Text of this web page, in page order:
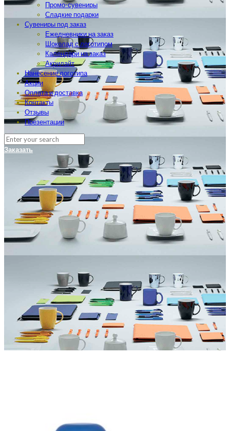
Промо-сувениры
Сладкие подарки
Сувениры под заказ
Ежедневники на заказ
Шоколад с логотипом
Календари на заказ
Акрилайт
Нанесение логотипа
Акции
Оплата и доставка
Контакты
Отзывы
Презентации
Заказать